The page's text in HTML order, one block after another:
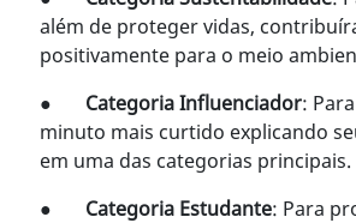
além de proteger vidas,
positivamente para o meio
● Categoria Influenciador:
minuto mais curtido explicando
em uma das categorias principais.
● Categoria Estudante: Para